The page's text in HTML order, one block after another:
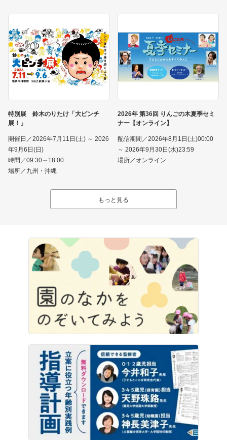
特別展 鈴木のりたけ「大ピンチ
展！」
開催日／2026年7月11日(土) ～ 2026
年9月6日(日)
時間／09:30～18:00
場所／九州・沖縄
2026年 第36回 りんごの木夏季セミ
ナー【オンライン】
配信期間／2026年8月1日(土)00:00
～ 2026年9月30日(水)23:59
場所／オンライン
もっと見る